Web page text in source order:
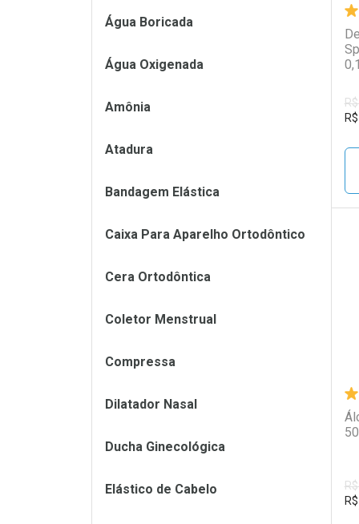
R$
R$
Água Boricada
Água Oxigenada
Amônia
Atadura
Bandagem Elástica
Caixa Para Aparelho Ortodôntico
Cera Ortodôntica
Coletor Menstrual
Compressa
Dilatador Nasal
Ducha Ginecológica
Elástico de Cabelo